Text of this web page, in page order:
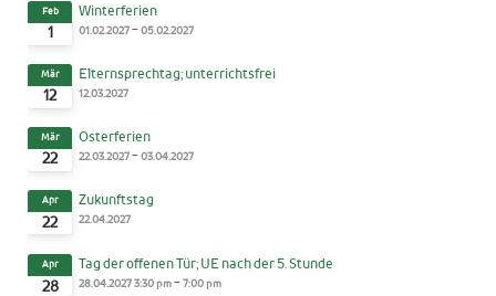
1
Feb Winterferien
01.02.2027-05.02.2027
12
Mär Elternsprechtag; unterrichtsfrei
12.03.2027
22
Mär Osterferien
22.03.2027-03.04.2027
22
Apr Zukunftstag
22.04.2027
28
Apr Tag der offenen Tür; UE nach der 5. Stunde
28.04.20273:30 pm-7:00 pm